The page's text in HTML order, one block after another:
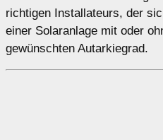
richtigen Installateurs, der
einer Solaranlage mit oder
gewünschten Autarkiegrad.